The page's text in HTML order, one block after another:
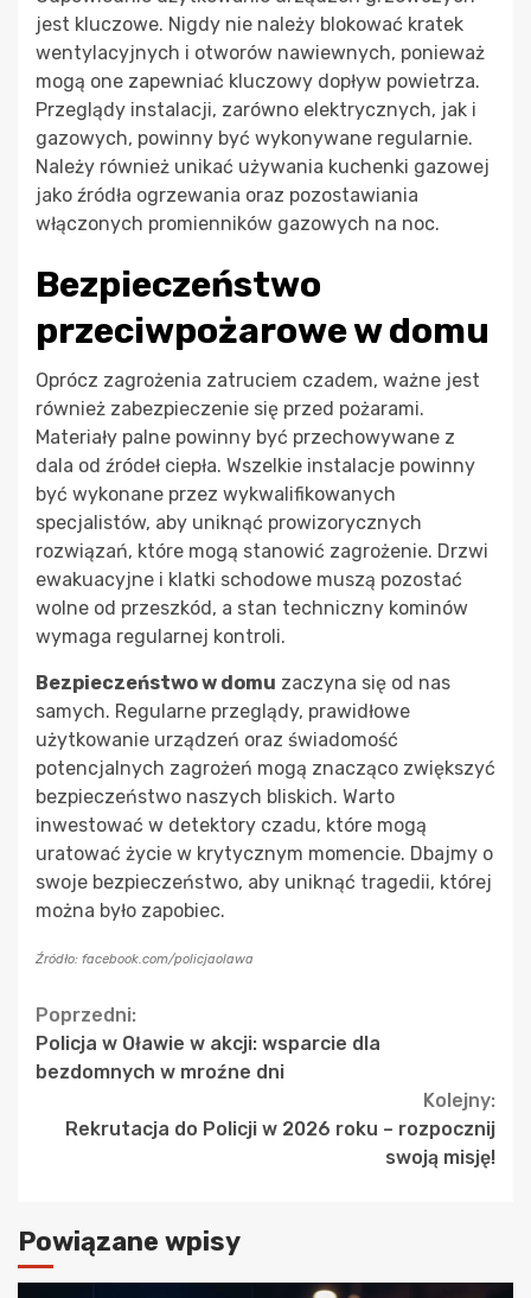
jest kluczowe. Nigdy nie należy blokować kratek
wentylacyjnych i otworów nawiewnych, ponieważ
mogą one zapewniać kluczowy dopływ powietrza.
Przeglądy instalacji, zarówno elektrycznych, jak i
gazowych, powinny być wykonywane regularnie.
Należy również unikać używania kuchenki gazowej
jako źródła ogrzewania oraz pozostawiania
włączonych promienników gazowych na noc.
Bezpieczeństwo
przeciwpożarowe w domu
Oprócz zagrożenia zatruciem czadem, ważne jest
również zabezpieczenie się przed pożarami.
Materiały palne powinny być przechowywane z
dala od źródeł ciepła. Wszelkie instalacje powinny
być wykonane przez wykwalifikowanych
specjalistów, aby uniknąć prowizorycznych
rozwiązań, które mogą stanowić zagrożenie. Drzwi
ewakuacyjne i klatki schodowe muszą pozostać
wolne od przeszkód, a stan techniczny kominów
wymaga regularnej kontroli.
Bezpieczeństwo w domu zaczyna się od nas
samych. Regularne przeglądy, prawidłowe
użytkowanie urządzeń oraz świadomość
potencjalnych zagrożeń mogą znacząco zwiększyć
bezpieczeństwo naszych bliskich. Warto
inwestować w detektory czadu, które mogą
uratować życie w krytycznym momencie. Dbajmy o
swoje bezpieczeństwo, aby uniknąć tragedii, której
można było zapobiec.
Źródło: facebook.com/policjaolawa
Continue
Reading
Poprzedni:
Policja w Oławie w akcji: wsparcie dla
bezdomnych w mroźne dni
Kolejny:
Rekrutacja do Policji w 2026 roku – rozpocznij
swoją misję!
Powiązane wpisy